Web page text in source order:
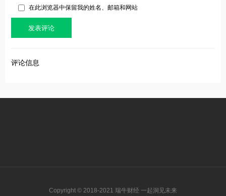
在此浏览器中保留我的姓名、邮箱和网站
评论信息
Copyright © 2018-2021 瑞牛财经 一起洞见未来